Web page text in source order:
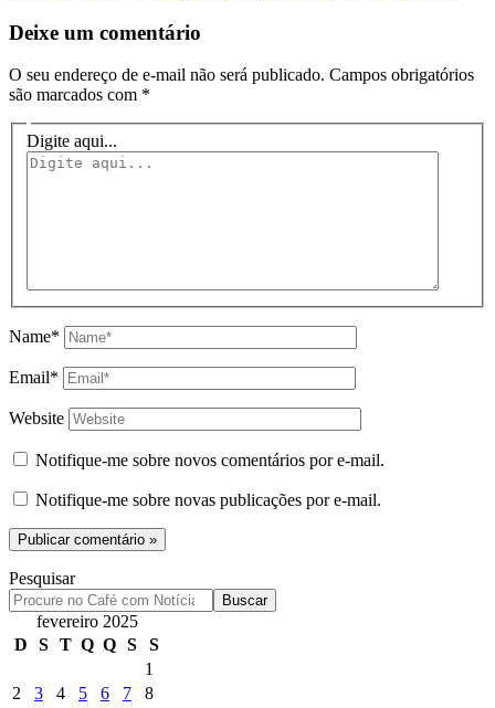
Deixe um comentário
O seu endereço de e-mail não será publicado. Campos obrigatórios
são marcados com *
Digite aqui...
Name*
Email*
Website
Notifique-me sobre novos comentários por e-mail.
Notifique-me sobre novas publicações por e-mail.
Pesquisar
Buscar
fevereiro 2025
D
S T Q Q S
S
1
2
3 4 5 6 7
8